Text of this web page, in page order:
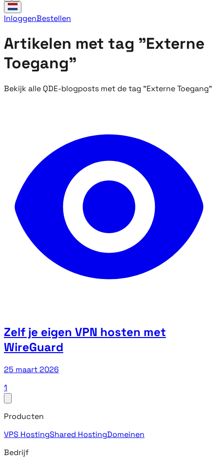
InloggenBestellen
Artikelen met tag "Externe
Toegang"
Bekijk alle QDE-blogposts met de tag "Externe Toegang"
Zelf je eigen VPN hosten met
WireGuard
25 maart 2026
1
Producten
VPS HostingShared HostingDomeinen
Bedrijf